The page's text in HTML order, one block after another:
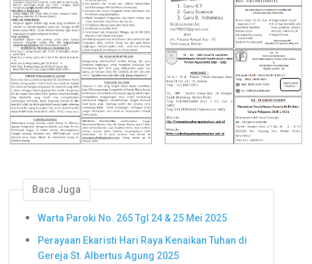
Baca Juga
Warta Paroki No. 265 Tgl 24 & 25 Mei 2025
Perayaan Ekaristi Hari Raya Kenaikan Tuhan di
Gereja St. Albertus Agung 2025